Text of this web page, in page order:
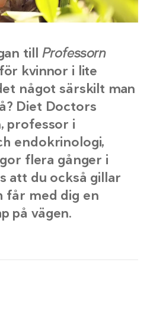
till Professorn
kvinnor i lite
något särskilt man
Diet Doctors
professor i
endokrinologi,
flera gånger i
att du också gillar
får med dig en
på vägen.